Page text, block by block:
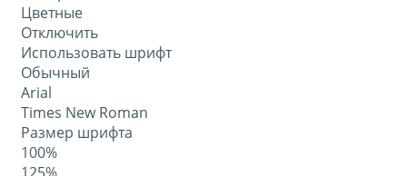
Цветные
Отключить
Использовать шрифт
Обычный
Arial
Times New Roman
Размер шрифта
100%